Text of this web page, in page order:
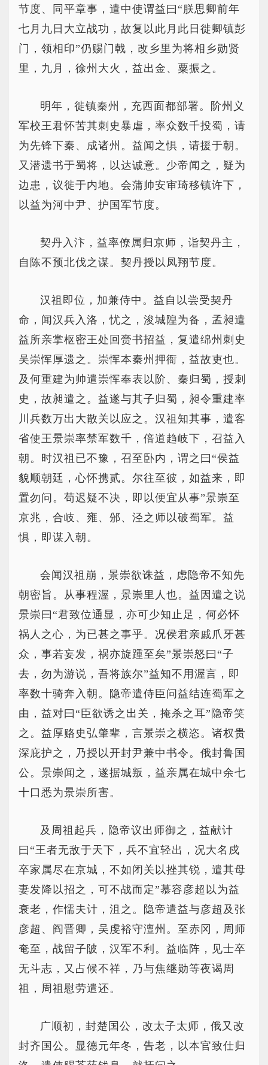
节度、同平章事，遣中使谓益曰“朕思卿前年
七月九日大立战功，故复以此月此日徙卿镇彭
门，领相印”仍赐门戟，改乡里为将相乡勋贤
里，九月，徐州大火，益出金、粟振之。
明年，徙镇秦州，充西面都部署。阶州义
军校王君怀苦其刺史暴虐，率众数千投蜀，请
为先锋下秦、成诸州。益闻之惧，请援于朝。
又潜遗书于蜀将，以达诚意。少帝闻之，疑为
边患，议徙于内地。会蒲帅安审琦移镇许下，
以益为河中尹、护国军节度。
契丹入汴，益率僚属归京师，诣契丹主，
自陈不预北伐之谋。契丹授以凤翔节度。
汉祖即位，加兼侍中。益自以尝受契丹
命，闻汉兵入洛，忧之，浚城隍为备，孟昶遣
益所亲掌枢密王处回赍书招益，复遣绵州刺史
吴崇恽厚遗之。崇恽本秦州押衙，益故吏也。
及何重建为帅遣崇恽奉表以阶、秦归蜀，授刺
史，故昶遣之。益遂与其子归蜀，昶令重建率
川兵数万出大散关以应之。汉祖知其事，遣客
省使王景崇率禁军数千，倍道趋岐下，召益入
朝。时汉祖已不豫，召至卧内，谓之曰“侯益
貌顺朝廷，心怀携贰。尔往至彼，如益来，即
置勿问。苟迟疑不决，即以便宜从事”景崇至
京兆，合岐、雍、邠、泾之师以破蜀军。益
惧，即谋入朝。
会闻汉祖崩，景崇欲诛益，虑隐帝不知先
朝密旨。从事程渥，景崇里人也。益因遣之说
景崇曰“君致位通显，亦可少知止足，何必怀
祸人之心，为已甚之事乎。况侯君亲戚爪牙甚
众，事若妄发，祸亦旋踵至矣”景崇怒曰“子
去，勿为游说，吾将族尔”益知不用渥言，即
率数十骑奔入朝。隐帝遣侍臣问益结连蜀军之
由，益对曰“臣欲诱之出关，掩杀之耳”隐帝笑
之。益厚赂史弘肇辈，言景崇之横恣。诸权贵
深庇护之，乃授以开封尹兼中书令。俄封鲁国
公。景崇闻之，遂据城叛，益亲属在城中余七
十口悉为景崇所害。
及周祖起兵，隐帝议出师御之，益献计
曰“王者无敌于天下，兵不宜轻出，况大名戍
卒家属尽在京城，不如闭关以挫其锐，遣其母
妻发降以招之，可不战而定”慕容彦超以为益
衰老，作懦夫计，沮之。隐帝遣益与彦超及张
彦超、阎晋卿，吴虔裕守澶州。至赤冈，周师
奄至，战留子陂，汉军不利。益临阵，见士卒
无斗志，又占候不祥，乃与焦继勋等夜谒周
祖，周祖慰劳遣还。
广顺初，封楚国公，改太子太师，俄又改
封齐国公。显德元年冬，告老，以本官致仕归